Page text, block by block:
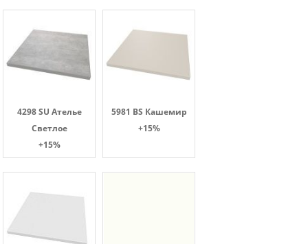
4298 SU Ателье
Светлое
+15%
5981 BS Кашемир
+15%